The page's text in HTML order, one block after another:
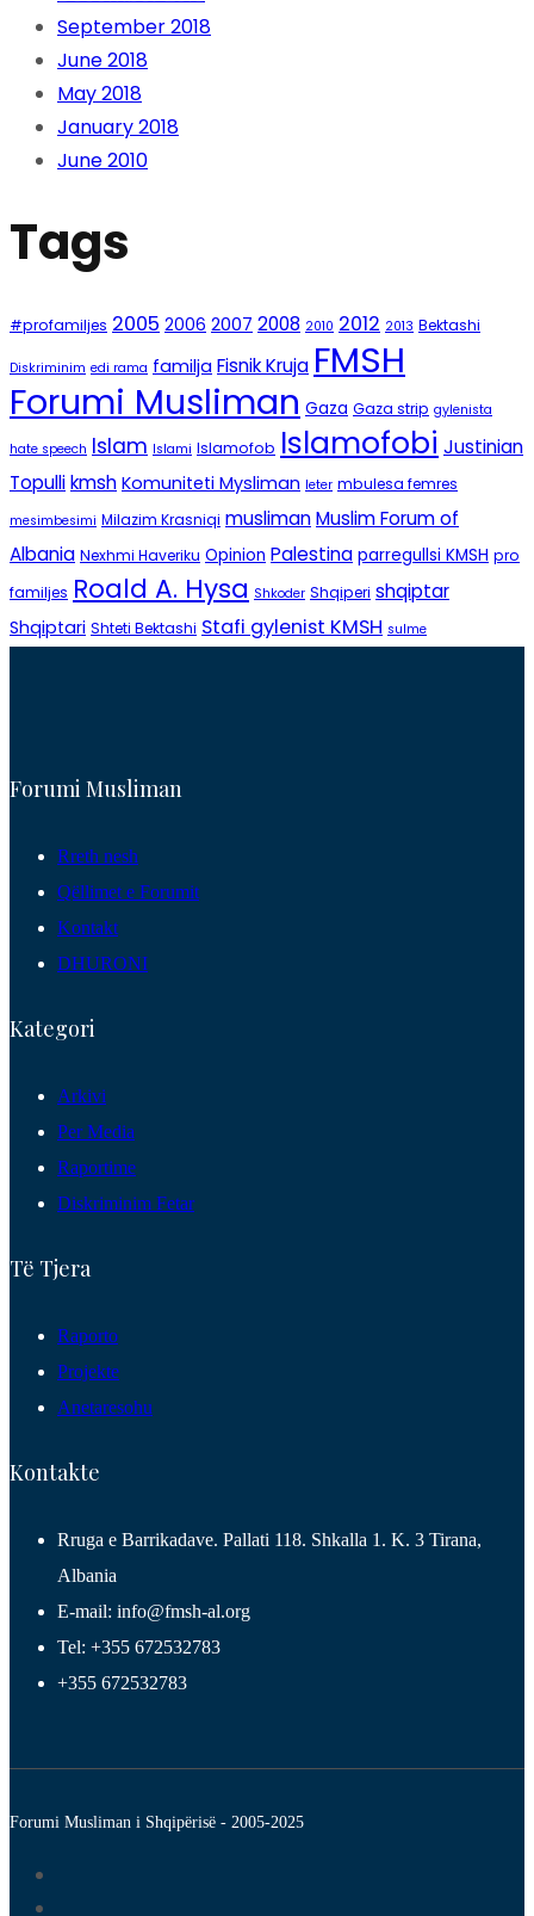
September 2018
June 2018
May 2018
January 2018
June 2010
Tags
#profamiljes 2005 2006 2007 2008 2010 2012 2013 Bektashi
Diskriminim edi rama familja Fisnik Kruja FMSH
Forumi Musliman Gaza Gaza strip gylenista
hate speech Islam Islami Islamofob Islamofobi Justinian
Topullikmsh Komuniteti Mysliman leter mbulesa femres
mesimbesimi Milazim Krasniqi muslimanMuslim Forum of
Albania Nexhmi Haveriku Opinion Palestina parregullsi KMSH pro
familjes Roald A. Hysa Shkoder Shqiperi shqiptar
Shqiptari Shteti Bektashi Stafi gylenist KMSH sulme
Forumi Musliman
Rreth nesh
Qëllimet e Forumit
Kontakt
DHURONI
Kategori
Arkivi
Per Media
Raportime
Diskriminim Fetar
Të Tjera
Raporto
Projekte
Anetaresohu
Kontakte
Rruga e Barrikadave. Pallati 118. Shkalla 1. K. 3 Tirana,
Albania
E-mail: info@fmsh-al.org
Tel: +355 672532783
+355 672532783
Forumi Musliman i Shqipërisë - 2005-2025